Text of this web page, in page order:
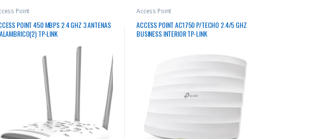
Point
POINT 450 MBPS 2.4 GHZ 3 ANTENAS
TP-LINK
Access Point
ACCESS POINT AC1750 P/TECHO 2.4/5 GHZ
BUSINESS INTERIOR TP-LINK